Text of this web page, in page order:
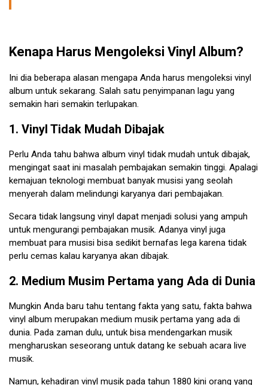
Kenapa Harus Mengoleksi Vinyl Album?
Ini dia beberapa alasan mengapa Anda harus mengoleksi vinyl
album untuk sekarang. Salah satu penyimpanan lagu yang
semakin hari semakin terlupakan.
1. Vinyl Tidak Mudah Dibajak
Perlu Anda tahu bahwa album vinyl tidak mudah untuk dibajak,
mengingat saat ini masalah pembajakan semakin tinggi. Apalagi
kemajuan teknologi membuat banyak musisi yang seolah
menyerah dalam melindungi karyanya dari pembajakan.
Secara tidak langsung vinyl dapat menjadi solusi yang ampuh
untuk mengurangi pembajakan musik. Adanya vinyl juga
membuat para musisi bisa sedikit bernafas lega karena tidak
perlu cemas kalau karyanya akan dibajak.
2. Medium Musim Pertama yang Ada di Dunia
Mungkin Anda baru tahu tentang fakta yang satu, fakta bahwa
vinyl album merupakan medium musik pertama yang ada di
dunia. Pada zaman dulu, untuk bisa mendengarkan musik
mengharuskan seseorang untuk datang ke sebuah acara live
musik.
Namun, kehadiran vinyl musik pada tahun 1880 kini orang yang